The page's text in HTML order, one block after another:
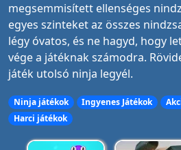
megsemmisített ellenséges
egyes szinteket az összes
légy óvatos, és ne hagyd, hogy
vége a játéknak számodra.
játék utolsó ninja legyél.
Ninja játékok Ingyenes Játékok
Harci játékok